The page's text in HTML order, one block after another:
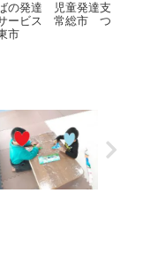
の発達 児童発達支
ービス 常総市 つ
市